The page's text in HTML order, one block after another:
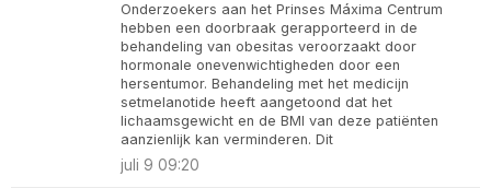
Onderzoekers aan het Prinses Máxima Centrum
hebben een doorbraak gerapporteerd in de
behandeling van obesitas veroorzaakt door
hormonale onevenwichtigheden door een
hersentumor. Behandeling met het medicijn
setmelanotide heeft aangetoond dat het
lichaamsgewicht en de BMI van deze patiënten
aanzienlijk kan verminderen. Dit
juli 9 09:20